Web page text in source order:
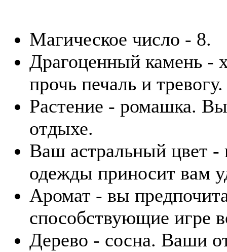
Магическое число - 8.
Драгоценный камень -
прочь печаль и тревогу.
Растение - ромашка.
отдыхе.
Ваш астральный цвет
одежды приносит вам
Аромат - вы
способствующие игре
Дерево - сосна. Ваши